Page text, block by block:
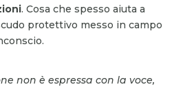
. Cosa che spesso aiuta a
protettivo messo in campo
non è espressa con la voce,